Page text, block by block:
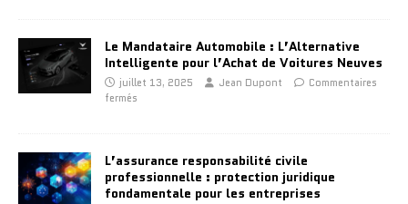
Le Mandataire Automobile : L’Alternative
Intelligente pour l’Achat de Voitures Neuves
juillet 13, 2025 Jean Dupont
Commentaires
fermés
L’assurance responsabilité civile
professionnelle : protection juridique
fondamentale pour les entreprises